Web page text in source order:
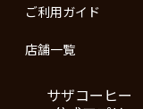
ご利用ガイド
店舗一覧
サザコーヒー